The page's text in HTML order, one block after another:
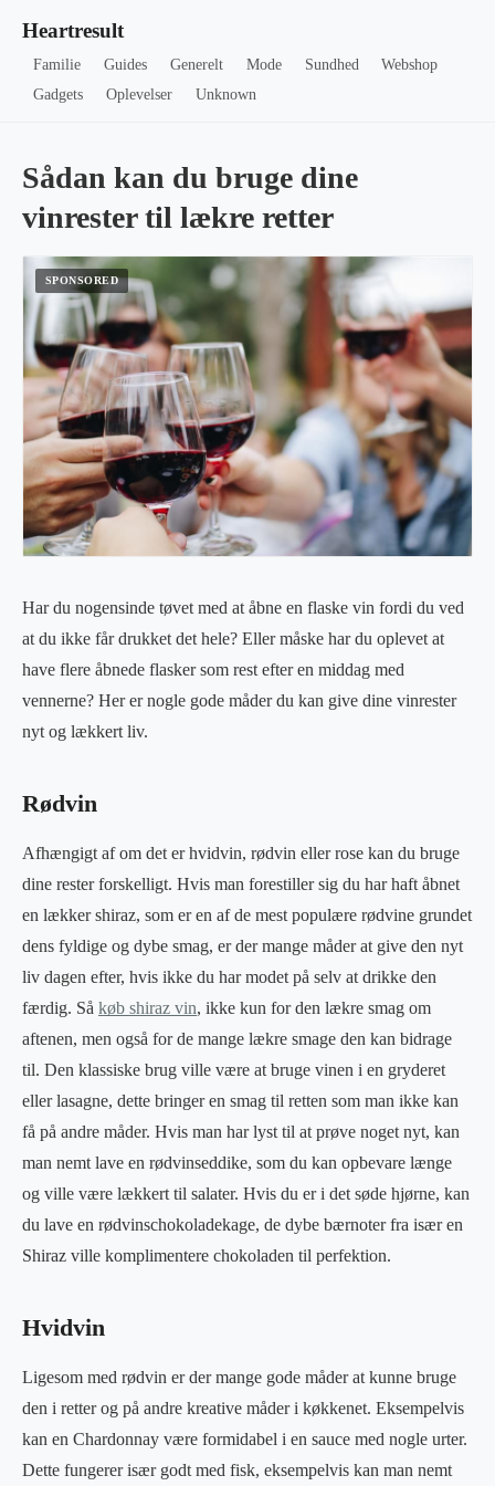
Heartresult
Familie Guides Generelt Mode Sundhed
Webshop
Gadgets
Oplevelser Unknown
Sådan kan du bruge dine
vinrester til lækre retter
Har du nogensinde tøvet med at åbne en flaske vin fordi du ved
at du ikke får drukket det hele? Eller måske har du oplevet at
have flere åbnede flasker som rest efter en middag med
vennerne? Her er nogle gode måder du kan give dine vinrester
nyt og lækkert liv.
Rødvin
Afhængigt af om det er hvidvin, rødvin eller rose kan du bruge
dine rester forskelligt. Hvis man forestiller sig du har haft åbnet
en lækker shiraz, som er en af de mest populære rødvine grundet
dens fyldige og dybe smag, er der mange måder at give den nyt
liv dagen efter, hvis ikke du har modet på selv at drikke den
færdig. Så køb shiraz vin, ikke kun for den lækre smag om
aftenen, men også for de mange lækre smage den kan bidrage
til. Den klassiske brug ville være at bruge vinen i en gryderet
eller lasagne, dette bringer en smag til retten som man ikke kan
få på andre måder. Hvis man har lyst til at prøve noget nyt, kan
man nemt lave en rødvinseddike, som du kan opbevare længe
og ville være lækkert til salater. Hvis du er i det søde hjørne, kan
du lave en rødvinschokoladekage, de dybe bærnoter fra især en
Shiraz ville komplimentere chokoladen til perfektion.
Hvidvin
Ligesom med rødvin er der mange gode måder at kunne bruge
den i retter og på andre kreative måder i køkkenet. Eksempelvis
kan en Chardonnay være formidabel i en sauce med nogle urter.
Dette fungerer især godt med fisk, eksempelvis kan man nemt